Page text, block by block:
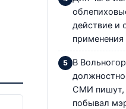
действие и
применения
В
СМИ пишут,
побывал